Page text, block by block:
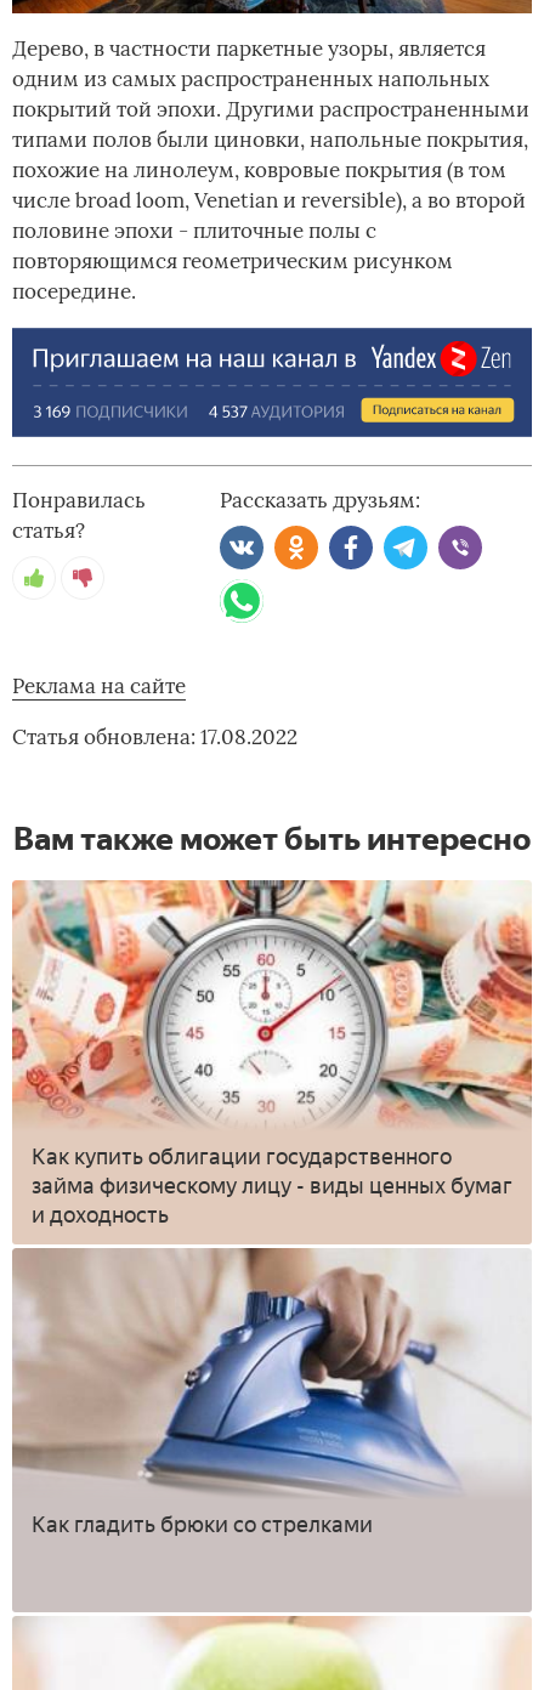
Дерево, в частности паркетные узоры, является
одним из самых распространенных напольных
покрытий той эпохи. Другими распространенными
типами полов были циновки, напольные покрытия,
похожие на линолеум, ковровые покрытия (в том
числе broad loom, Venetian и reversible), а во второй
половине эпохи - плиточные полы с
повторяющимся геометрическим рисунком
посередине.
Понравилась
статья?
Рассказать друзьям:
Реклама на сайте
Статья обновлена: 17.08.2022
Вам также может быть интересно
Как купить облигации государственного
займа физическому лицу - виды ценных бумаг
и доходность
Как гладить брюки со стрелками